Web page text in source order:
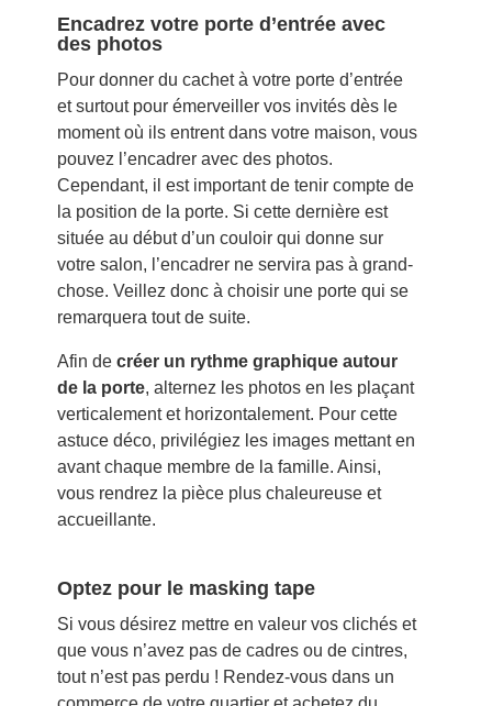
Encadrez votre porte d’entrée avec
des photos
Pour donner du cachet à votre porte d’entrée
et surtout pour émerveiller vos invités dès le
moment où ils entrent dans votre maison, vous
pouvez l’encadrer avec des photos.
Cependant, il est important de tenir compte de
la position de la porte. Si cette dernière est
située au début d’un couloir qui donne sur
votre salon, l’encadrer ne servira pas à grand-
chose. Veillez donc à choisir une porte qui se
remarquera tout de suite.
Afin de créer un rythme graphique autour
de la porte, alternez les photos en les plaçant
verticalement et horizontalement. Pour cette
astuce déco, privilégiez les images mettant en
avant chaque membre de la famille. Ainsi,
vous rendrez la pièce plus chaleureuse et
accueillante.
Optez pour le masking tape
Si vous désirez mettre en valeur vos clichés et
que vous n’avez pas de cadres ou de cintres,
tout n’est pas perdu ! Rendez-vous dans un